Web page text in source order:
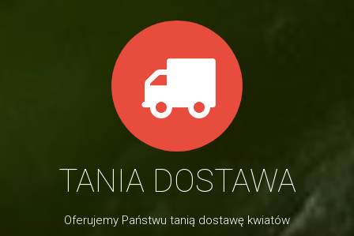
TANIA DOSTAWA
Oferujemy Państwu tanią dostawę kwiatów